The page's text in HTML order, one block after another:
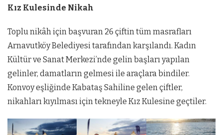
Kız Kulesinde Nikah
Toplu nikâh için başvuran 26 çiftin tüm masrafları
Arnavutköy Belediyesi tarafından karşılandı. Kadın
Kültür ve Sanat Merkezi’nde gelin başları yapılan
gelinler, damatların gelmesi ile araçlara bindiler.
Konvoy eşliğinde Kabataş Sahiline gelen çiftler,
nikahları kıyılması için tekneyle Kız Kulesine geçtiler.